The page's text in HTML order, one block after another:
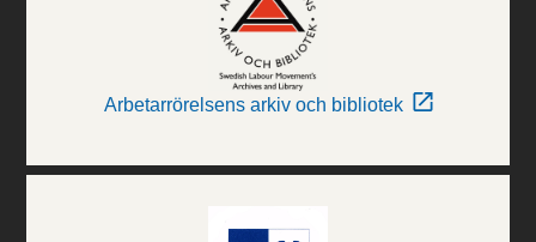
Arbetarrörelsens arkiv och bibliotek